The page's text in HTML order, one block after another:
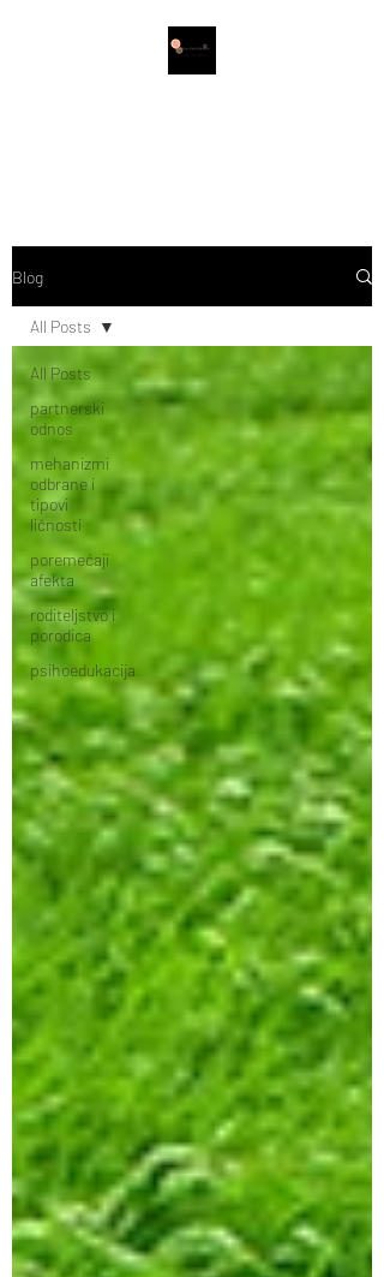
Blog
All Posts
partnerski
odnos
mehanizmi
odbrane i
tipovi
ličnosti
poremećaji
afekta
roditeljstvo i
porodica
psihoedukacija
All Posts